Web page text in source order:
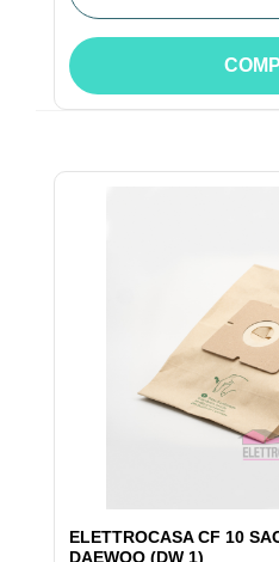
ELETTROCASA CF 10
DAEWOO (DW 1)